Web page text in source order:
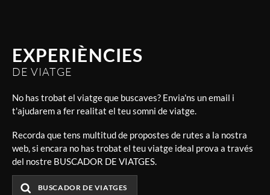
EXPERIÈNCIES
DE VIATGE
No has trobat el viatge que buscaves? Envia'ns un email i
t'ajudarem a fer realitat el teu somni de viatge.
Recorda que tens multitud de propostes de rutes a la nostra
web, si encara no has trobat el teu viatge ideal prova a través
del nostre BUSCADOR DE VIATGES.
BUSCADOR DE VIATGES